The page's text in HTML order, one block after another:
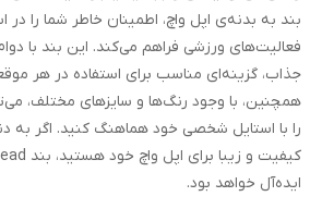
بند به بدنه‌ی اپل واچ، اطمینان خاطر شما را در
فعالیت‌های ورزشی فراهم می‌کند. این بند با
جذاب، گزینه‌ای مناسب برای استفاده در هر
همچنین، با وجود رنگ‌ها و سایزهای مختلف،
را با استایل شخصی خود هماهنگ کنید. اگر به
ایده‌آل خواهد بود.